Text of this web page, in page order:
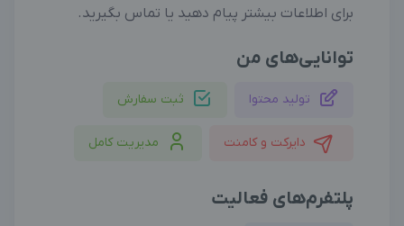
برای اطلاعات بیشتر پیام دهید یا تماس بگیرید.
توانایی‌های من
تولید محتوا ثبت سفارش
دایرکت و کامنت مدیریت کامل
پلتفرم‌های فعالیت